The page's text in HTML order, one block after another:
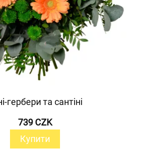
гербери та сантіні
739 CZK
Купити